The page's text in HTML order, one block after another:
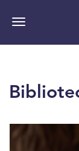
principalnavigation